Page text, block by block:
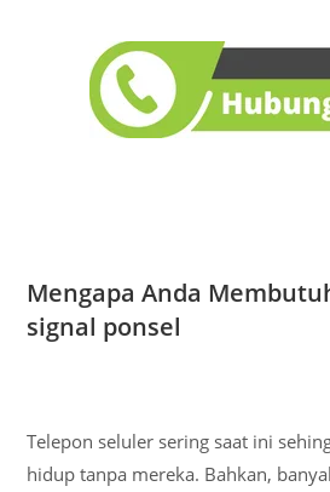
Mengapa Anda
signal ponsel
Telepon seluler sering saat ini
hidup tanpa mereka. Bahkan,